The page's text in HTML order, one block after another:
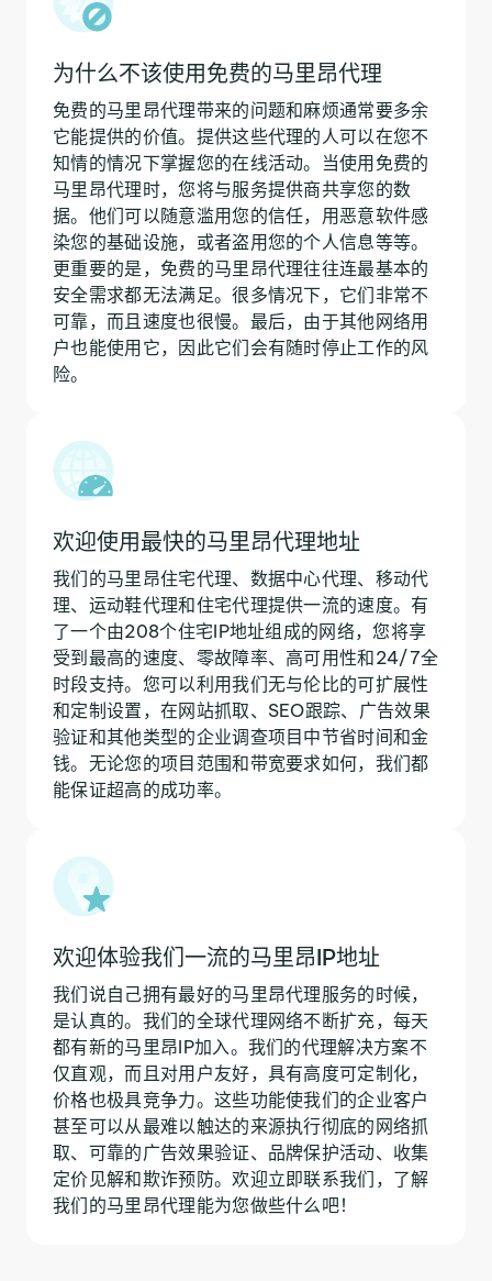
为什么不该使用免费的马里昂代理
免费的马里昂代理带来的问题和麻烦通常要多余
它能提供的价值。提供这些代理的人可以在您不
知情的情况下掌握您的在线活动。当使用免费的
马里昂代理时，您将与服务提供商共享您的数
据。他们可以随意滥用您的信任，用恶意软件感
染您的基础设施，或者盗用您的个人信息等等。
更重要的是，免费的马里昂代理往往连最基本的
安全需求都无法满足。很多情况下，它们非常不
可靠，而且速度也很慢。最后，由于其他网络用
户也能使用它，因此它们会有随时停止工作的风
险。
欢迎使用最快的马里昂代理地址
我们的马里昂住宅代理、数据中心代理、移动代
理、运动鞋代理和住宅代理提供一流的速度。有
了一个由208个住宅IP地址组成的网络，您将享
受到最高的速度、零故障率、高可用性和24/7全
时段支持。您可以利用我们无与伦比的可扩展性
和定制设置，在网站抓取、SEO跟踪、广告效果
验证和其他类型的企业调查项目中节省时间和金
钱。无论您的项目范围和带宽要求如何，我们都
能保证超高的成功率。
欢迎体验我们一流的马里昂IP地址
我们说自己拥有最好的马里昂代理服务的时候，
是认真的。我们的全球代理网络不断扩充，每天
都有新的马里昂IP加入。我们的代理解决方案不
仅直观，而且对用户友好，具有高度可定制化，
价格也极具竞争力。这些功能使我们的企业客户
甚至可以从最难以触达的来源执行彻底的网络抓
取、可靠的广告效果验证、品牌保护活动、收集
定价见解和欺诈预防。欢迎立即联系我们，了解
我们的马里昂代理能为您做些什么吧！